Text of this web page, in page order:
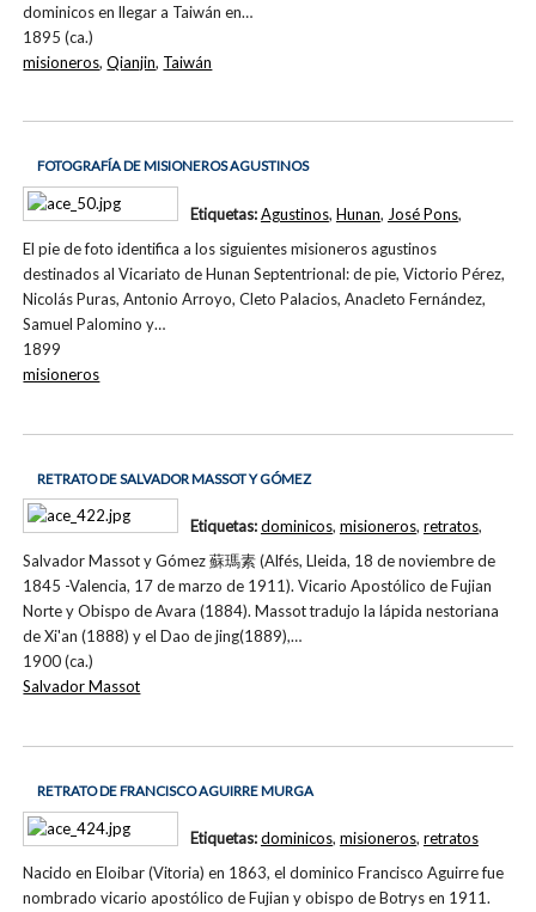
dominicos en llegar a Taiwán en…
1895 (ca.)
misioneros,Qianjin, Taiwán
FOTOGRAFÍA DE MISIONEROS AGUSTINOS
El pie de foto identifica a los siguientes misioneros agustinos
destinados al Vicariato de Hunan Septentrional: de pie, Victorio Pérez,
Nicolás Puras, Antonio Arroyo, Cleto Palacios, Anacleto Fernández,
Samuel Palomino y…
1899
Etiquetas:Agustinos, Hunan, José Pons,
misioneros
RETRATO DE SALVADOR MASSOT Y GÓMEZ
Salvador Massot y Gómez 蘇瑪素 (Alfés, Lleida, 18 de noviembre de
1845 -Valencia, 17 de marzo de 1911). Vicario Apostólico de Fujian
Norte y Obispo de Avara (1884). Massot tradujo la lápida nestoriana
de Xi'an (1888) y el Dao de jing(1889),…
1900 (ca.)
Etiquetas:dominicos, misioneros, retratos,
Salvador Massot
RETRATO DE FRANCISCO AGUIRRE MURGA
Nacido en Eloibar (Vitoria) en 1863, el dominico Francisco Aguirre fue
nombrado vicario apostólico de Fujian y obispo de Botrys en 1911.
Etiquetas:dominicos, misioneros, retratos